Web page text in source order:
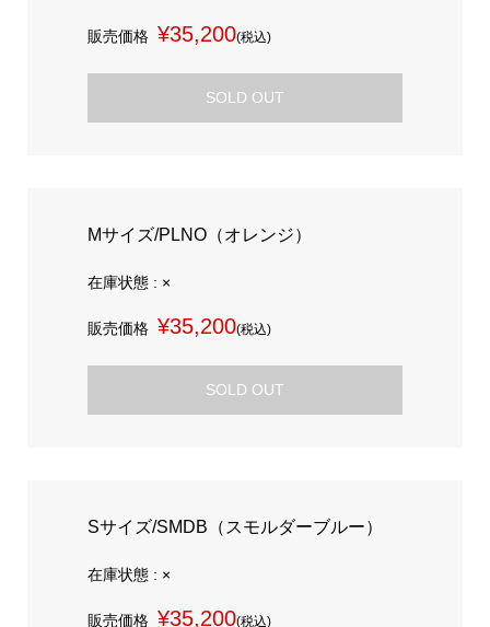
販売価格 ¥35,200(税込)
SOLD OUT
Mサイズ/PLNO（オレンジ）
在庫状態 : ×
販売価格 ¥35,200(税込)
SOLD OUT
Sサイズ/SMDB（スモルダーブルー）
在庫状態 : ×
販売価格 ¥35,200(税込)